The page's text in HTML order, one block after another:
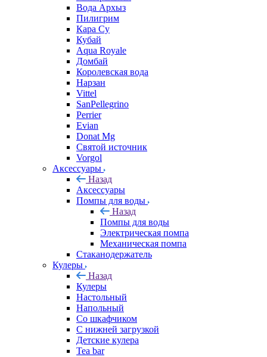
Вода Архыз
Пилигрим
Кара Су
Кубай
Aqua Royale
Домбай
Королевская вода
Нарзан
Vittel
SanPellegrino
Perrier
Evian
Donat Mg
Святой источник
Vorgol
Аксессуары
Назад
Аксессуары
Помпы для воды
Назад
Помпы для воды
Электрическая помпа
Механическая помпа
Стаканодержатель
Кулеры
Назад
Кулеры
Настольный
Напольный
Со шкафчиком
С нижней загрузкой
Детские кулера
Tea bar